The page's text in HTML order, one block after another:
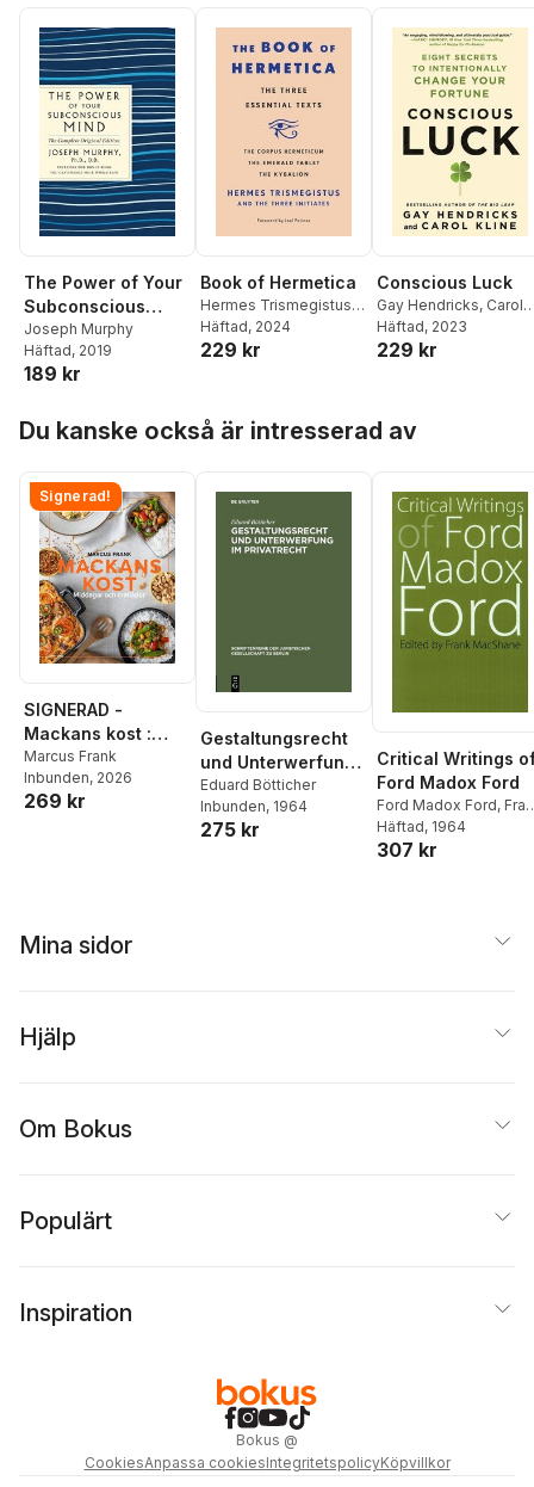
The Power of Your
Subconscious
Mind: The
Complete Original
Edition: Also
Book You Can
Whole Life
Joseph Murphy
Häftad, 2019
189 kr
Book of Hermetica
Hermes Trismegistus
and The Three Initiates
Häftad, 2024
229 kr
Conscious Luck
Gay Hendricks, Carol
Kline
Häftad, 2023
229 kr
Du kanske också är intresserad av
Signerad!
SIGNERAD -
Mackans kost :
Middagar och
matlådor
Marcus Frank
Inbunden, 2026
269 kr
Gestaltungsrecht
und Unterwerfung
im Privatrecht
Eduard Bötticher
Inbunden, 1964
275 kr
Critical Writings
Ford Madox Ford
Ford Madox Ford,
MacShane
Häftad, 1964
307 kr
Mina sidor
Hjälp
Om Bokus
Populärt
Inspiration
Bokus @
CookiesAnpassa cookiesIntegritetspolicyKöpvillkor